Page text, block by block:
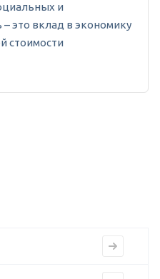
и
это вклад в экономику
стоимости